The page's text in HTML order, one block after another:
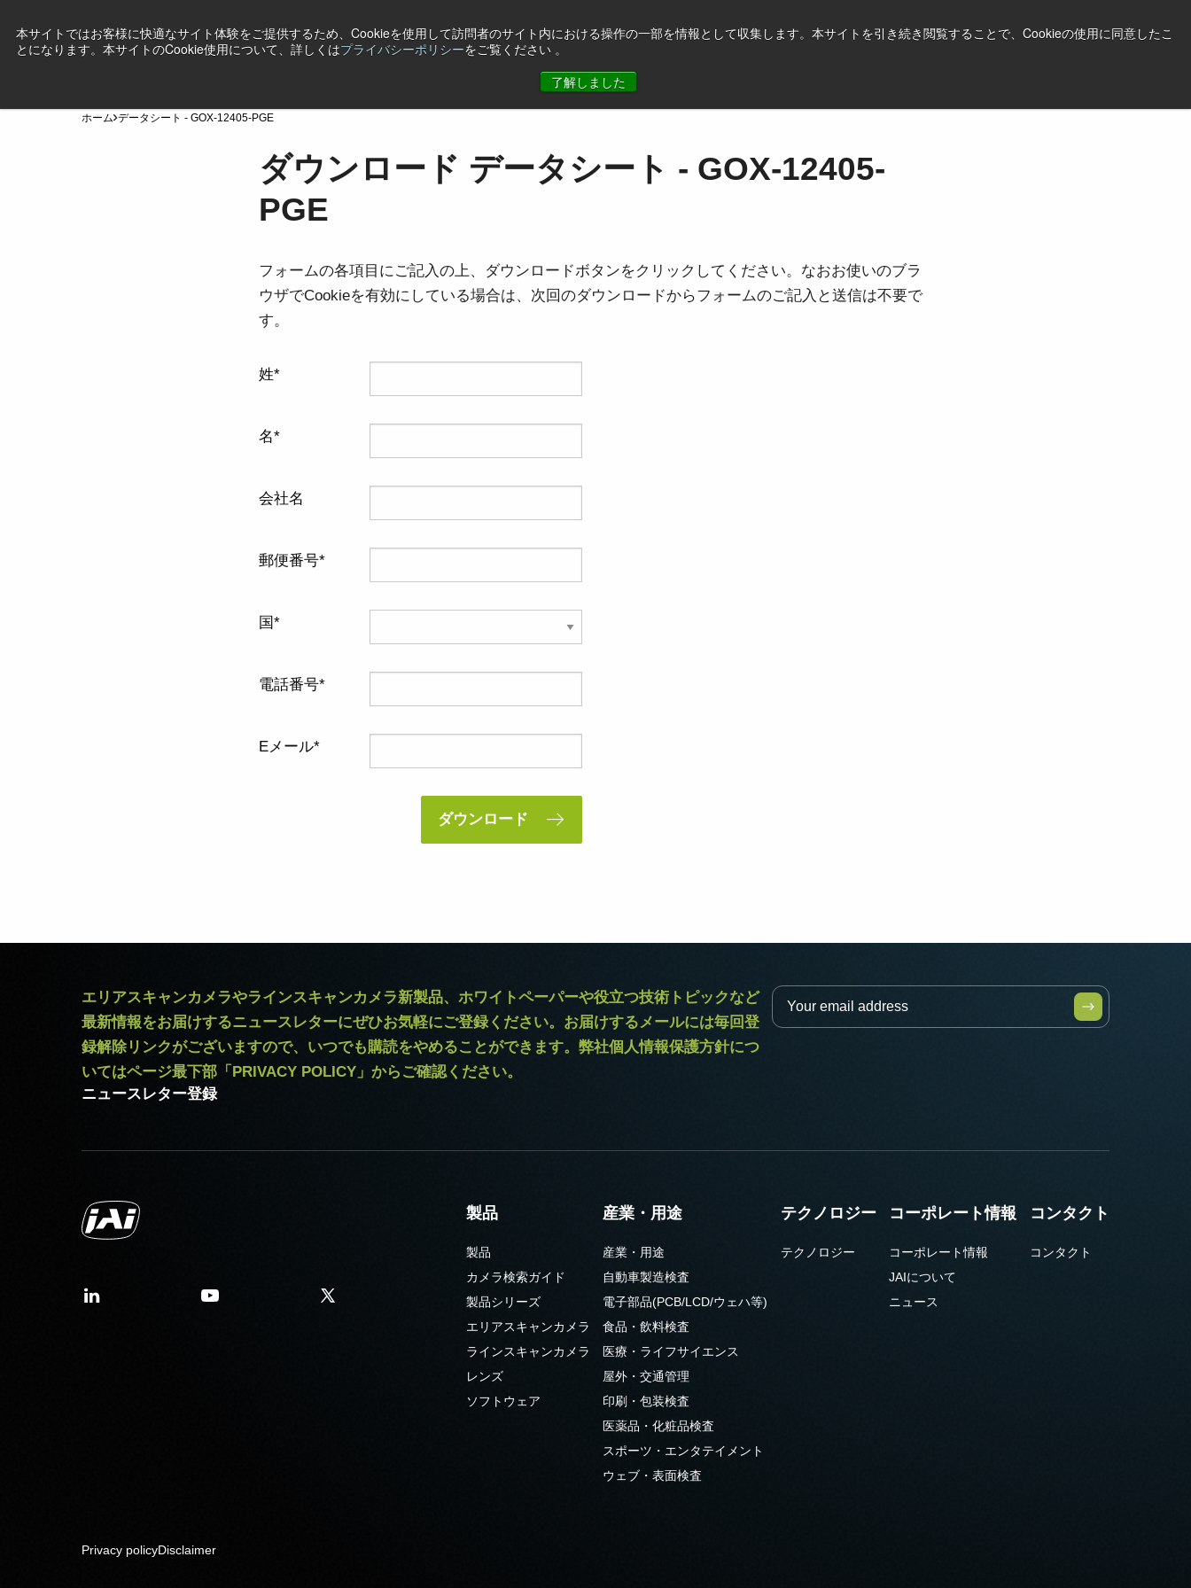
本サイトではお客様に快適なサイト体験をご提供するため、Cookieを使用して訪問者のサイト内における操作の一部を情報として収集します。本サイトを引き続き閲覧することで、Cookieの使用に同意したこ
とになります。本サイトのCookie使用について、詳しくはプライバシーポリシーをご覧ください 。
了解しました
ホーム データシート - GOX-12405-PGE
ダウンロード データシート - GOX-12405-
PGE
フォームの各項目にご記入の上、ダウンロードボタンをクリックしてください。なおお使いのブラ
ウザでCookieを有効にしている場合は、次回のダウンロードからフォームのご記入と送信は不要で
す。
姓
名
会社名
郵便番号
国
電話番号
Eメール
ダウンロード
エリアスキャンカメラやラインスキャンカメラ新製品、ホワイトペーパーや役立つ技術トピックなど
最新情報をお届けするニュースレターにぜひお気軽にご登録ください。お届けするメールには毎回登
録解除リンクがございますので、いつでも購読をやめることができます。弊社個人情報保護方針につ
いてはページ最下部「PRIVACY POLICY」からご確認ください。
ニュースレター登録
製品
製品
カメラ検索ガイド
製品シリーズ
エリアスキャンカメラ
ラインスキャンカメラ
レンズ
ソフトウェア
産業・用途
産業・用途
自動車製造検査
電子部品(PCB/LCD/ウェハ等)
食品・飲料検査
医療・ライフサイエンス
屋外・交通管理
印刷・包装検査
医薬品・化粧品検査
スポーツ・エンタテイメント
ウェブ・表面検査
テクノロジー
テクノロジー
コーポレート情報
コーポレート情報
JAIについて
ニュース
コンタクト
コンタクト
Privacy policyDisclaimer